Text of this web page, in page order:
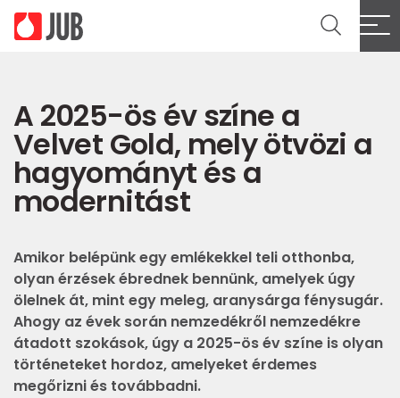
A 2025-ös év színe a
Velvet Gold, mely ötvözi a
hagyományt és a
modernitást
Amikor belépünk egy emlékekkel teli otthonba,
olyan érzések ébrednek bennünk, amelyek úgy
ölelnek át, mint egy meleg, aranysárga fénysugár.
Ahogy az évek során nemzedékről nemzedékre
átadott szokások, úgy a 2025-ös év színe is olyan
történeteket hordoz, amelyeket érdemes
megőrizni és továbbadni.